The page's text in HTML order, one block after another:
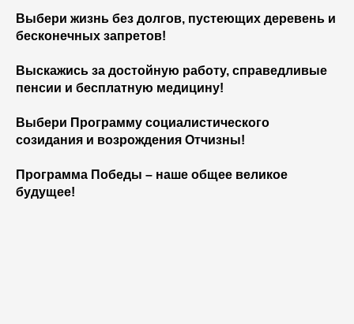
Выбери жизнь без долгов, пустеющих деревень и
бесконечных запретов!
Выскажись за достойную работу, справедливые
пенсии и бесплатную медицину!
Выбери Программу социалистического
созидания и возрождения Отчизны!
Программа Победы – наше общее великое
будущее!